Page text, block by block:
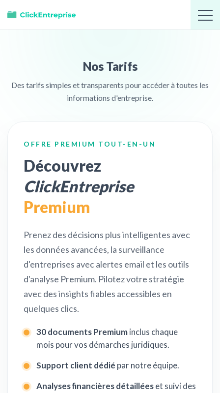
Nos Tarifs
Des tarifs simples et transparents pour accéder à toutes les
informations d'entreprise.
OFFRE PREMIUM TOUT-EN-UN
Découvrez
ClickEntreprise
Premium
Prenez des décisions plus intelligentes avec
les données avancées, la surveillance
d'entreprises avec alertes email et les outils
d'analyse Premium. Pilotez votre stratégie
avec des insights fiables accessibles en
quelques clics.
30 documents Premiuminclus chaque
mois pour vos démarches juridiques.
Support client dédié par notre équipe.
Analyses financières détailléeset suivi des